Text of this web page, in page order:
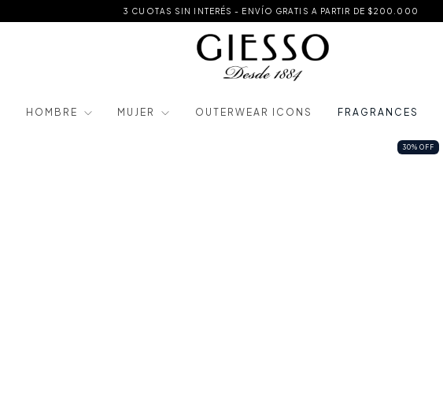
3 CUOTAS SIN INTERÉS - ENVÍO GRATIS A PARTIR DE $200.000
HOMBRE MUJER OUTERWEAR ICONS FRAGRANCES
30% OFF